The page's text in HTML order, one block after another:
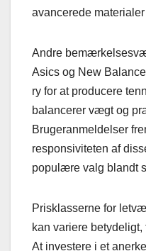
avancerede
Andre
Asics og New
ry for at producere
balancerer vægt og
Brugeranmeldelser
responsiviteten af
populære valg blandt
Prisklasserne for
kan variere
At investere i et